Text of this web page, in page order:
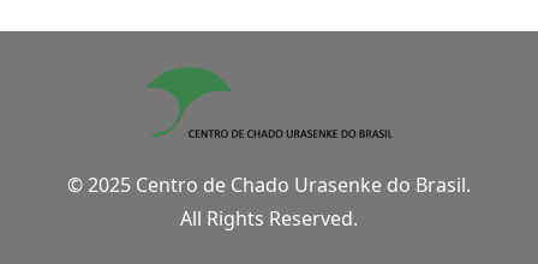
© 2025 Centro de Chado Urasenke do Brasil.
All Rights Reserved.